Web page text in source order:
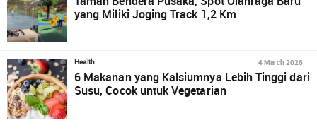
yang Miliki Joging Track 1,2 Km
Health 4 March 2026
6 Makanan yang Kalsiumnya Lebih Tinggi dari
Susu, Cocok untuk Vegetarian